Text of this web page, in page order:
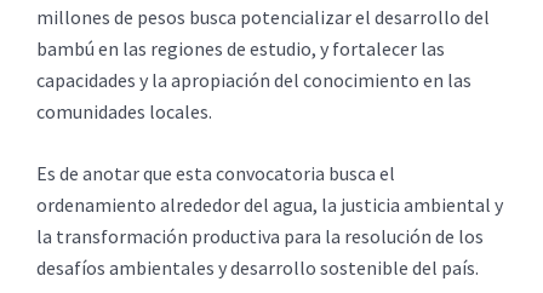
millones de pesos busca potencializar el desarrollo del
bambú en las regiones de estudio, y fortalecer las
capacidades y la apropiación del conocimiento en las
comunidades locales.
Es de anotar que esta convocatoria busca el
ordenamiento alrededor del agua, la justicia ambiental y
la transformación productiva para la resolución de los
desafíos ambientales y desarrollo sostenible del país.